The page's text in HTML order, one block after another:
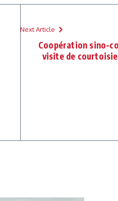
Next Article
Coopération sino-
visite de